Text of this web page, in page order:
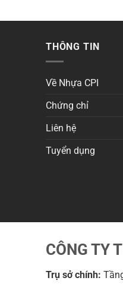
THÔNG TIN
Về Nhựa CPI
Chứng chỉ
Liên hệ
Tuyển dụng
CÔNG TY
Trụ sở chính: